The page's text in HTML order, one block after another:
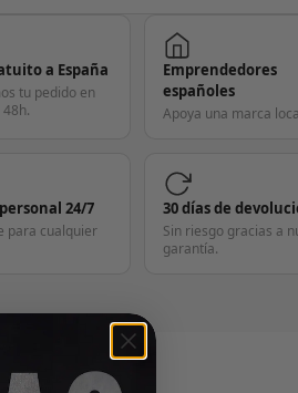
a España
tu pedido en
Emprendedores
españoles
Apoya una marca
24/7
para cualquier
30 días de
Sin riesgo gracias a
garantía.